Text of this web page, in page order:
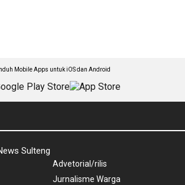
Mobile Apps untuk iOS dan Android
Sulteng
Advetorial/rilis
Jurnalisme Warga